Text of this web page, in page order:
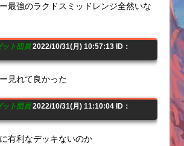
最強のラクドスミッドレンジ全然いな
ット団員2022/10/31(月) 10:57:13 ID：
見れて良かった
ット団員2022/10/31(月) 11:10:04 ID：
有利なデッキないのか